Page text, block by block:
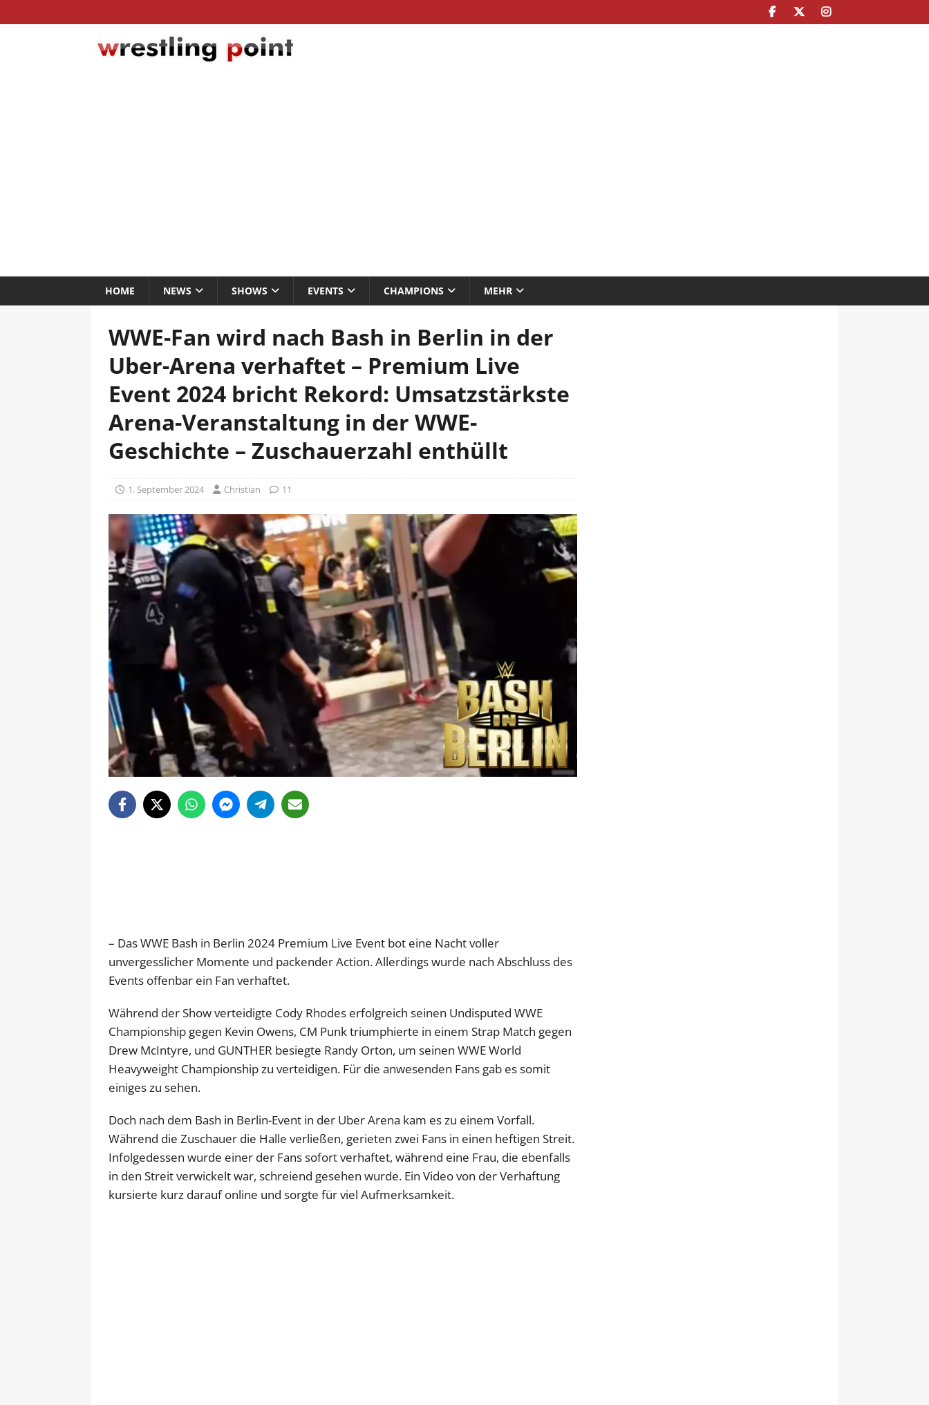
HOME NEWS SHOWS EVENTS CHAMPIONS MEHR
WWE-Fan wird nach Bash in Berlin in der
Uber-Arena verhaftet – Premium Live
Event 2024 bricht Rekord: Umsatzstärkste
Arena-Veranstaltung in der WWE-
Geschichte – Zuschauerzahl enthüllt
1. September 2024 Christian 11
– Das WWE Bash in Berlin 2024 Premium Live Event bot eine Nacht voller
unvergesslicher Momente und packender Action. Allerdings wurde nach Abschluss des
Events offenbar ein Fan verhaftet.
Während der Show verteidigte Cody Rhodes erfolgreich seinen Undisputed WWE
Championship gegen Kevin Owens, CM Punk triumphierte in einem Strap Match gegen
Drew McIntyre, und GUNTHER besiegte Randy Orton, um seinen WWE World
Heavyweight Championship zu verteidigen. Für die anwesenden Fans gab es somit
einiges zu sehen.
Doch nach dem Bash in Berlin-Event in der Uber Arena kam es zu einem Vorfall.
Während die Zuschauer die Halle verließen, gerieten zwei Fans in einen heftigen Streit.
Infolgedessen wurde einer der Fans sofort verhaftet, während eine Frau, die ebenfalls
in den Streit verwickelt war, schreiend gesehen wurde. Ein Video von der Verhaftung
kursierte kurz darauf online und sorgte für viel Aufmerksamkeit.